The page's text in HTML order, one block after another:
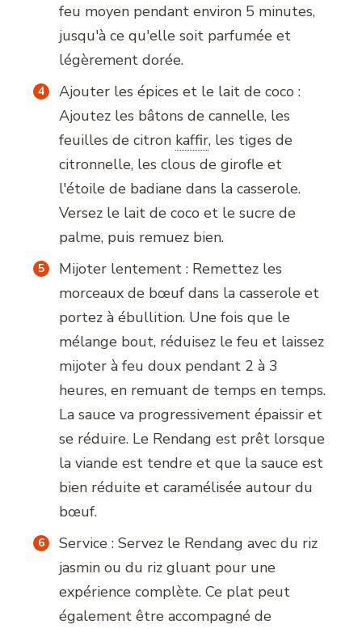
feu moyen pendant environ 5 minutes,
jusqu'à ce qu'elle soit parfumée et
légèrement dorée.
Ajouter les épices et le lait de coco :
Ajoutez les bâtons de cannelle, les
feuilles de citron kaffir, les tiges de
citronnelle, les clous de girofle et
l'étoile de badiane dans la casserole.
Versez le lait de coco et le sucre de
palme, puis remuez bien.
Mijoter lentement : Remettez les
morceaux de bœuf dans la casserole et
portez à ébullition. Une fois que le
mélange bout, réduisez le feu et laissez
mijoter à feu doux pendant 2 à 3
heures, en remuant de temps en temps.
La sauce va progressivement épaissir et
se réduire. Le Rendang est prêt lorsque
la viande est tendre et que la sauce est
bien réduite et caramélisée autour du
bœuf.
Service : Servez le Rendang avec du riz
jasmin ou du riz gluant pour une
expérience complète. Ce plat peut
également être accompagné de